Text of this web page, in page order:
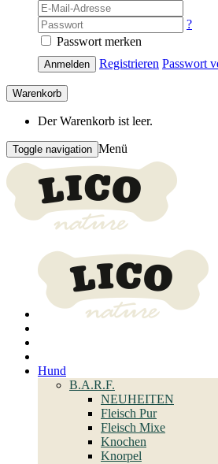
?
Passwort merken
Anmelden Registrieren Passwort
Warenkorb
Der Warenkorb ist leer.
Toggle navigation Menü
Hund
B.A.R.F.
NEUHEITEN
Fleisch Pur
Fleisch Mixe
Knochen
Knorpel